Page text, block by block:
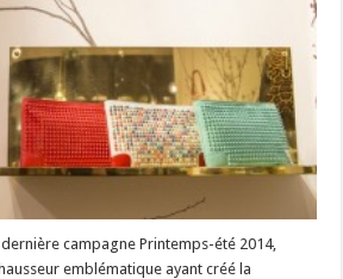
pris
la
main
dans
le
sac
campagne Printemps-été 2014,
emblématique ayant créé la